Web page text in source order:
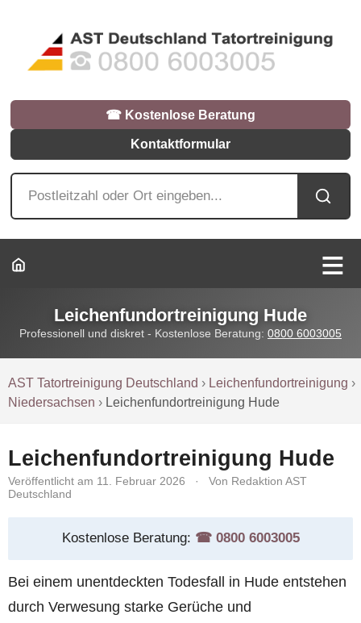
☎︎ Kostenlose Beratung
Kontaktformular
Leichenfundortreinigung Hude
Professionell und diskret - Kostenlose Beratung: 0800 6003005
AST Tatortreinigung Deutschland › Leichenfundortreinigung ›
Niedersachsen › Leichenfundortreinigung Hude
Leichenfundortreinigung Hude
Veröffentlicht am 11. Februar 2026 ·
Von Redaktion AST
Deutschland
Kostenlose Beratung: ☎︎ 0800 6003005
Bei einem unentdeckten Todesfall in Hude entstehen
durch Verwesung starke Gerüche und